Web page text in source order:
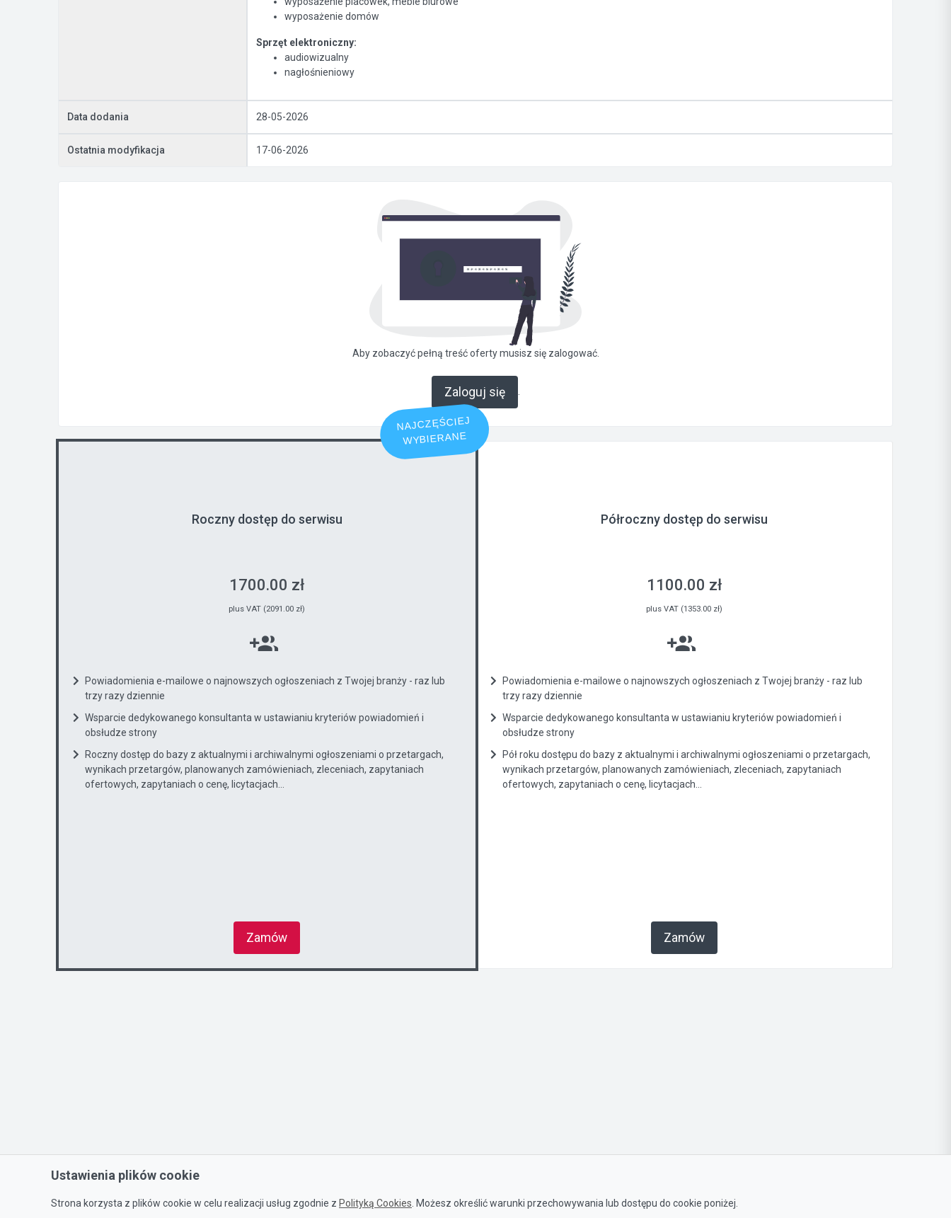
Nie chcesz przedzierać się przez
wyposażenie domów
Sprzęt elektroniczny:
audiowizualny
nagłośnieniowy
Data dodania 28-05-2026
Ostatnia modyfikacja 17-06-2026
Aby zobaczyć pełną treść oferty musisz się zalogować.
Zaloguj się
NAJCZĘŚCIEJ
WYBIERANE
Roczny dostęp do serwisu
1700.00 zł
plus VAT (2091.00 zł)
Powiadomienia e-mailowe o najnowszych ogłoszeniach z Twojej branży - raz lub
trzy razy dziennie
Wsparcie dedykowanego konsultanta w ustawianiu kryteriów powiadomień i
obsłudze strony
Roczny dostęp do bazy z aktualnymi i archiwalnymi ogłoszeniami o przetargach,
wynikach przetargów, planowanych zamówieniach, zleceniach, zapytaniach
ofertowych, zapytaniach o cenę, licytacjach...
Zamów
Półroczny dostęp do serwisu
1100.00 zł
plus VAT (1353.00 zł)
Powiadomienia e-mailowe o najnowszych ogłoszeniach z Twojej branży - raz lub
trzy razy dziennie
Wsparcie dedykowanego konsultanta w ustawianiu kryteriów powiadomień i
obsłudze strony
Pół roku dostępu do bazy z aktualnymi i archiwalnymi ogłoszeniami o przetargach,
wynikach przetargów, planowanych zamówieniach, zleceniach, zapytaniach
ofertowych, zapytaniach o cenę, licytacjach...
Zamów
Ustawienia plików cookie
Strona korzysta z plików cookie w celu realizacji usług zgodnie z Polityką Cookies . Możesz określić warunki przechowywania lub dostępu do cookie poniżej.